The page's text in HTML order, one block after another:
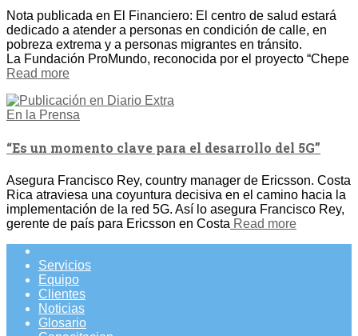
Nota publicada en El Financiero: El centro de salud estará
dedicado a atender a personas en condición de calle, en
pobreza extrema y a personas migrantes en tránsito.
La Fundación ProMundo, reconocida por el proyecto “Chepe
Read more
En la Prensa
“Es un momento clave para el desarrollo del 5G”
Asegura Francisco Rey, country manager de Ericsson. Costa
Rica atraviesa una coyuntura decisiva en el camino hacia la
implementación de la red 5G. Así lo asegura Francisco Rey,
gerente de país para Ericsson en Costa Read more
Servicios
Equipo
Clientes
Noticias
Glosario